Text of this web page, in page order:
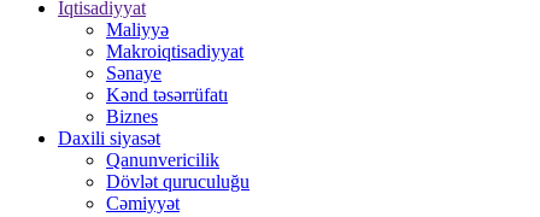
İqtisadiyyat
Maliyyə
Makroiqtisadiyyat
Sənaye
Kənd təsərrüfatı
Biznes
Daxili siyasət
Qanunvericilik
Dövlət quruculuğu
Cəmiyyət